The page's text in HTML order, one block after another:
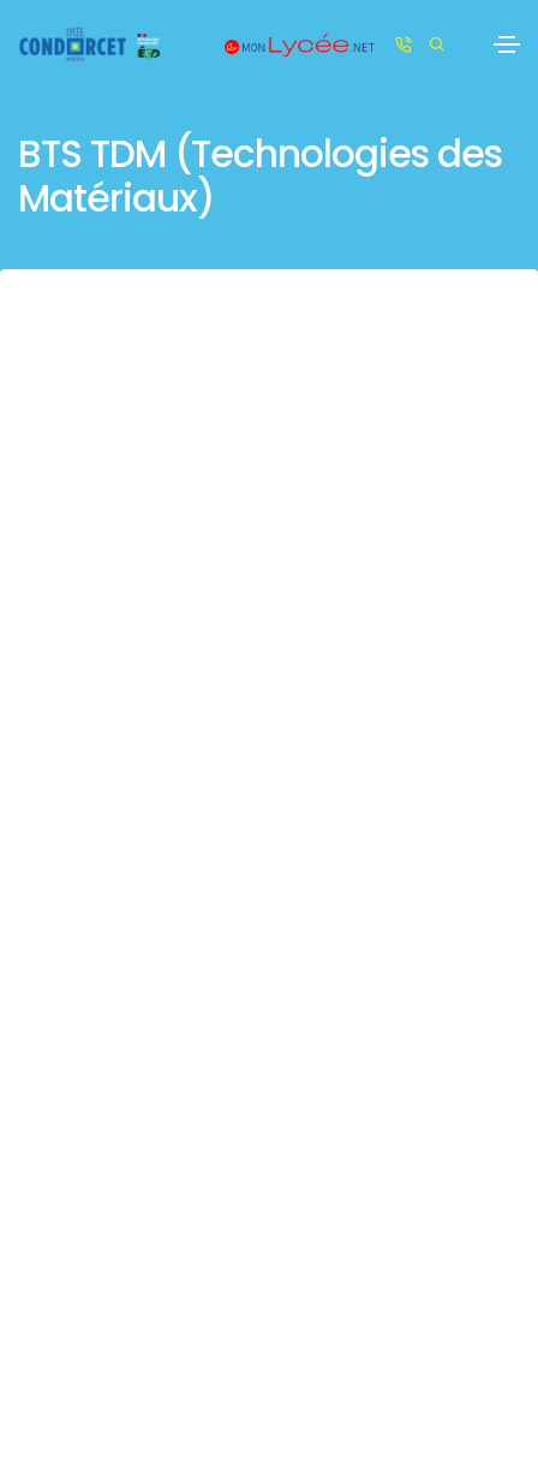
BTS TDM (Technologies des
Matériaux)